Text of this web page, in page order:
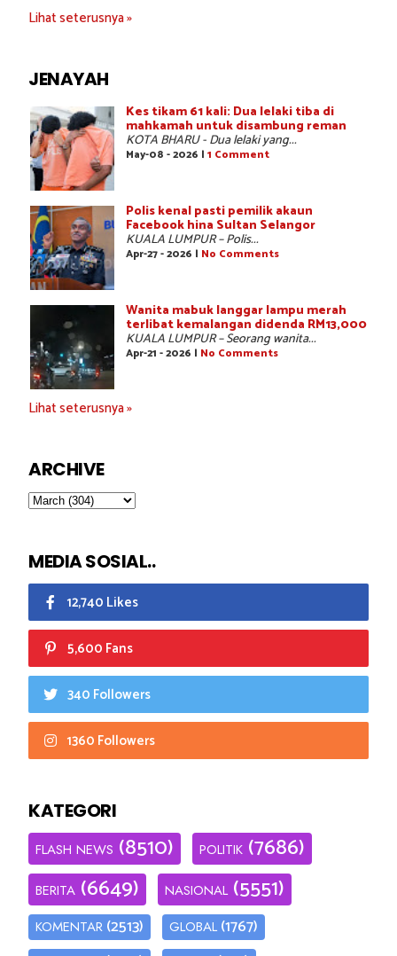
Lihat seterusnya »
JENAYAH
Kes tikam 61 kali: Dua lelaki tiba di
mahkamah untuk disambung reman
KOTA BHARU - Dua lelaki yang...
May-08 - 2026 | 1 Comment
Polis kenal pasti pemilik akaun
Facebook hina Sultan Selangor
KUALA LUMPUR – Polis...
Apr-27 - 2026 | No Comments
Wanita mabuk langgar lampu merah
terlibat kemalangan didenda RM13,000
KUALA LUMPUR – Seorang wanita...
Apr-21 - 2026 | No Comments
Lihat seterusnya »
ARCHIVE
MEDIA SOSIAL..
12,740 Likes
5,600 Fans
340 Followers
1360 Followers
KATEGORI
FLASH NEWS (8510) POLITIK (7686)
BERITA (6649) NASIONAL (5551)
KOMENTAR (2513) GLOBAL (1767)